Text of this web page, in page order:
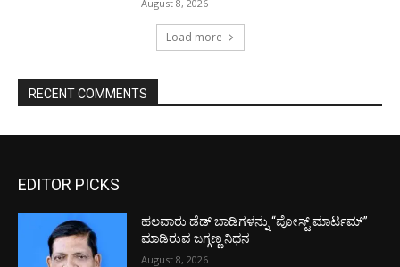
August 8, 2026
Load more
RECENT COMMENTS
EDITOR PICKS
ಹಲವಾರು ಡೆಡ್ ಬಾಡಿಗಳನ್ನು “ಪೋಸ್ಟ್ ಮಾರ್ಟಮ್”
ಮಾಡಿರುವ ಜಗ್ಗಣ್ಣ ನಿಧನ
August 8, 2026